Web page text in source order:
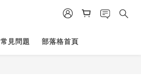
常見問題 部落格首頁